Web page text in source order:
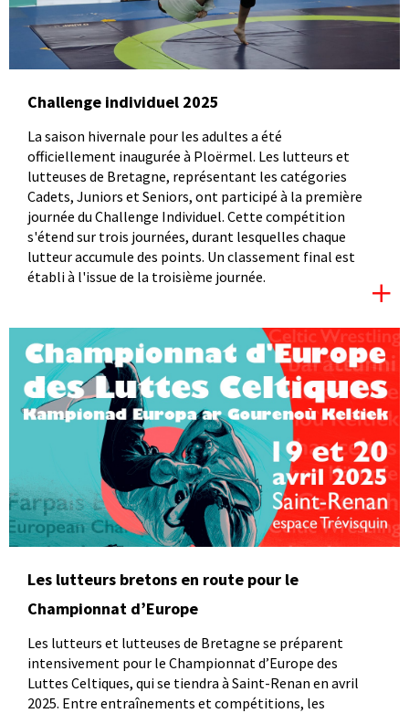
Challenge individuel 2025
La saison hivernale pour les adultes a été
officiellement inaugurée à Ploërmel. Les lutteurs et
lutteuses de Bretagne, représentant les catégories
Cadets, Juniors et Seniors, ont participé à la première
journée du Challenge Individuel. Cette compétition
s'étend sur trois journées, durant lesquelles chaque
lutteur accumule des points. Un classement final est
établi à l'issue de la troisième journée.
Les lutteurs bretons en route pour le
Championnat d’Europe
Les lutteurs et lutteuses de Bretagne se préparent
intensivement pour le Championnat d’Europe des
Luttes Celtiques, qui se tiendra à Saint-Renan en avril
2025. Entre entraînements et compétitions, les